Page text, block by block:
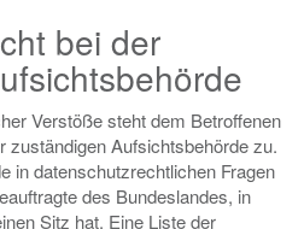
bei der
Verstöße steht dem Betroffenen
zuständigen Aufsichtsbehörde zu.
in datenschutzrechtlichen Fragen
des Bundeslandes, in
Sitz hat. Eine Liste der